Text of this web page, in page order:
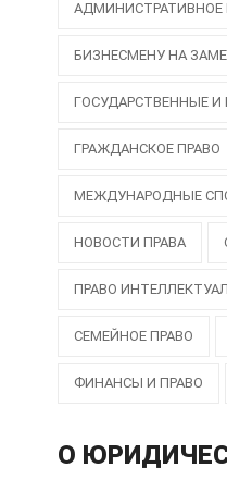
АДМИНИСТРАТИВНОЕ
БИЗНЕСМЕНУ НА
ГОСУДАРСТВЕННЫЕ И
ГРАЖДАНСКОЕ ПРАВО
МЕЖДУНАРОДНЫЕ
НОВОСТИ ПРАВА
ПРАВО
СЕМЕЙНОЕ ПРАВО
ФИНАНСЫ И ПРАВО
О